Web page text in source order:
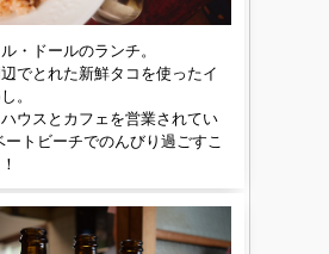
・ドールのランチ。
でとれた新鮮タコを使ったイ
。
ウスとカフェを営業されてい
ートビーチでのんびり過ごすこ